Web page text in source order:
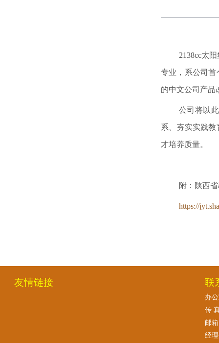
​2138cc太
专业，系公司首
的中文公司产品
公司将以
系、夯实实践
才培养质量。
附： 陕西
https://
友情链接 联
办
传
邮
经